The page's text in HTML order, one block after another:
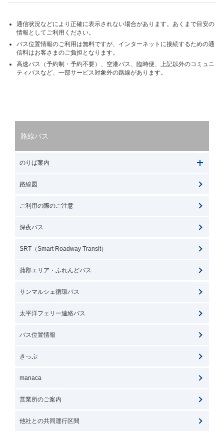
通信状況などにより正確に表示されない場合があります。あくまで目安の
情報としてご利用ください。
バス位置情報のご利用は無料ですが、インターネットに接続するための通
信料はお客さまのご負担となります。
高速バス（予約制・予約不要）、空港バス、臨時便、上記以外のコミュニ
ティバスなど、一部サービス対象外の路線があります。
路線バス
のりば案内
路線図
ご利用の際のご注意
深夜バス
SRT（Smart Roadway Transit）
蒲郡エリア・ふれんどバス
サンマルシェ循環バス
太平洋フェリー連絡バス
バス位置情報
きっぷ
manaca
営業所のご案内
他社との共同運行区間